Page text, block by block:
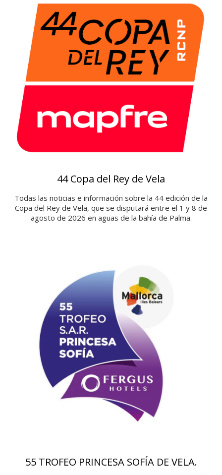
44 Copa del Rey de Vela
Todas las noticias e información sobre la 44 edición de la
Copa del Rey de Vela, que se disputará entre el 1 y 8 de
agosto de 2026 en aguas de la bahía de Palma.
55 TROFEO PRINCESA SOFÍA DE VELA.